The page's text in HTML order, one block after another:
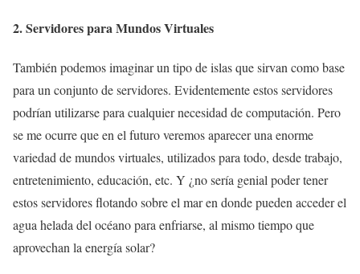
2. Servidores para Mundos Virtuales
También podemos imaginar un tipo de islas que sirvan como base
para un conjunto de servidores. Evidentemente estos servidores
podrían utilizarse para cualquier necesidad de computación. Pero
se me ocurre que en el futuro veremos aparecer una enorme
variedad de mundos virtuales, utilizados para todo, desde trabajo,
entretenimiento, educación, etc. Y ¿no sería genial poder tener
estos servidores flotando sobre el mar en donde pueden acceder el
agua helada del océano para enfriarse, al mismo tiempo que
aprovechan la energía solar?